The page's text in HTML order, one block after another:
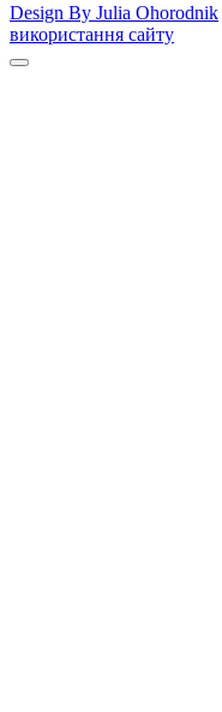
Design By Julia Ohorodnik
використання сайту